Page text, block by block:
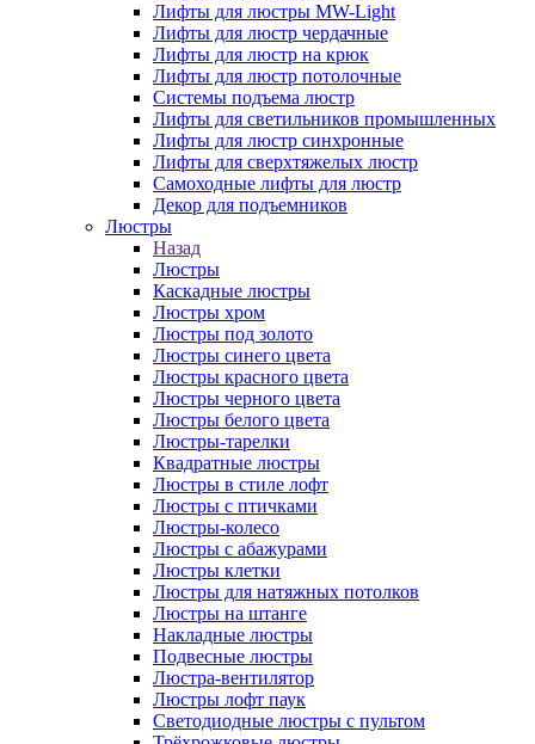
Лифты для люстры MW-Light
Лифты для люстр чердачные
Лифты для люстр на крюк
Лифты для люстр потолочные
Системы подъема люстр
Лифты для светильников промышленных
Лифты для люстр синхронные
Лифты для сверхтяжелых люстр
Самоходные лифты для люстр
Декор для подъемников
Люстры
Назад
Люстры
Каскадные люстры
Люстры хром
Люстры под золото
Люстры синего цвета
Люстры красного цвета
Люстры черного цвета
Люстры белого цвета
Люстры-тарелки
Квадратные люстры
Люстры в стиле лофт
Люстры с птичками
Люстры-колесо
Люстры с абажурами
Люстры клетки
Люстры для натяжных потолков
Люстры на штанге
Накладные люстры
Подвесные люстры
Люстра-вентилятор
Люстры лофт паук
Светодиодные люстры с пультом